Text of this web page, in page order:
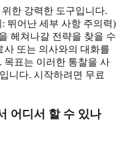
한 강력한 도구입니다.
뛰어난 세부 사항 주의력)
헤쳐나갈 전략을 찾을 수
사 또는 의사와의 대화를
목표는 이러한 통찰을 사
니다. 시작하려면 무료
어디서 할 수 있나